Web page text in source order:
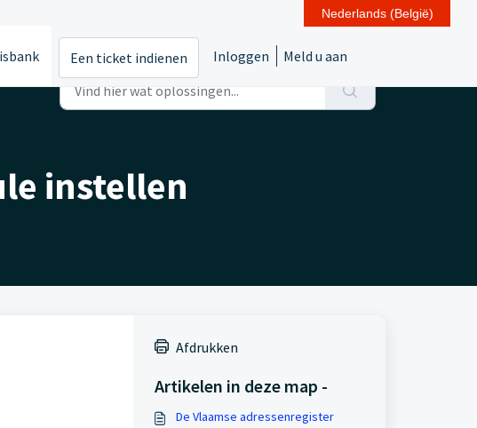
Een ticket indienen Inloggen
Meld u aan
instellen
Afdrukken
Artikelen in deze map -
De Vlaamse adressenregister
Nederlands (België)